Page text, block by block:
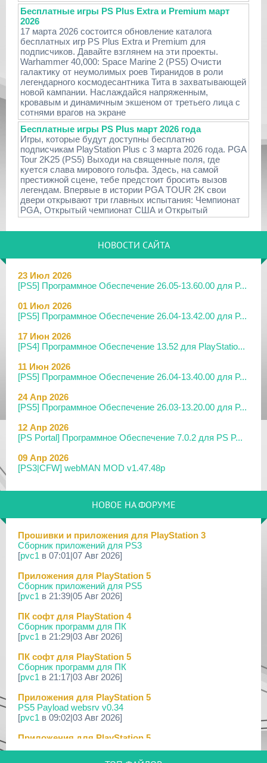
Бесплатные игры PS Plus Extra и Premium март
2026
17 марта 2026 состоится обновление каталога
бесплатных игр PS Plus Extra и Premium для
подписчиков. Давайте взглянем на эти проекты.
Warhammer 40,000: Space Marine 2 (PS5) Очисти
галактику от неумолимых роев Тиранидов в роли
легендарного космодесантника Тита в захватывающей
новой кампании. Наслаждайся напряженным,
кровавым и динамичным экшеном от третьего лица с
сотнями врагов на экране
Бесплатные игры PS Plus март 2026 года
Игры, которые будут доступны бесплатно
подписчикам PlayStation Plus с 3 марта 2026 года. PGA
Tour 2K25 (PS5) Выходи на священные поля, где
куется слава мирового гольфа. Здесь, на самой
престижной сцене, тебе предстоит бросить вызов
легендам. Впервые в истории PGA TOUR 2K свои
двери открывают три главных испытания: Чемпионат
PGA, Открытый чемпионат США и Открытый
НОВОСТИ САЙТА
23 Июл 2026
[PS5] Программное Обеспечение 26.05-13.60.00 для P...
01 Июл 2026
[PS5] Программное Обеспечение 26.04-13.42.00 для P...
17 Июн 2026
[PS4] Программное Обеспечение 13.52 для PlayStatio...
11 Июн 2026
[PS5] Программное Обеспечение 26.04-13.40.00 для P...
24 Апр 2026
[PS5] Программное Обеспечение 26.03-13.20.00 для P...
12 Апр 2026
[PS Portal] Программное Обеспечение 7.0.2 для PS P...
09 Апр 2026
[PS3|CFW] webMAN MOD v1.47.48p
19 Мар 2026
18 Мар 2026
[PS3] Программное Обеспечение 4.93 для PlayStation...
17 Мар 2026
[PS4] Программное Обеспечение 13.50 для PlayStatio...
[PS5] Программное Обеспечение 26.02-13.00.00 для P...
19 Фев 2026
02 Фев 2026
[PS3|CFW/Android] Movian M7 7.0.235/236
29 Янв 2026
[PS4] Программное Обеспечение 13.04 для PlayStatio...
[PS5] Программное Обеспечение 26.01-12.60.00 для P...
НОВОЕ НА ФОРУМЕ
Прошивки и приложения для PlayStation 3
Сборник приложений для PS3
[pvc1 в 07:01|07 Авг 2026]
Приложения для PlayStation 5
Сборник приложений для PS5
[pvc1 в 21:39|05 Авг 2026]
ПК софт для PlayStation 4
Сборник программ для ПК
[pvc1 в 21:29|03 Авг 2026]
ПК софт для PlayStation 5
Сборник программ для ПК
[pvc1 в 21:17|03 Авг 2026]
Приложения для PlayStation 5
PS5 Payload websrv v0.34
[pvc1 в 09:02|03 Авг 2026]
Приложения для PlayStation 5